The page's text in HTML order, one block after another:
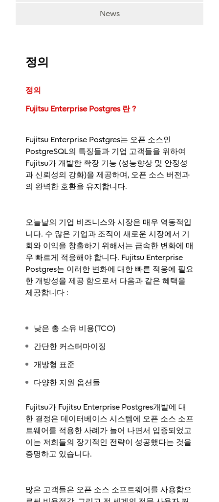
News
정의
정의
Fujitsu Enterprise Postgres 란 ?
Fujitsu Enterprise Postgres는 오픈 소스인
PostgreSQL의 특징들과 기업 고객들을 위하여
Fujitsu가 개발한 확장 기능 (성능향상 및 안정성
과 신뢰성의 강화)을 제공하며, 오픈 소스 버전과
의 완벽한 호환을 유지합니다.
오늘날의 기업 비즈니스와 시장은 매우 역동적입
니다. 수 많은 기업과 조직이 새로운 시장에서 기
회와 이익을 창출하기 위해서는 급속한 변화에 매
우 빠르게 적응해야 합니다. Fujitsu Enterprise
Postgres는 이러한 변화에 대한 빠른 적응에 필요
한 개방성을 제공 함으로서 다음과 같은 혜택을
제공합니다 :
낮은 총 소유 비용(TCO)
간단한 커스터마이징
개방형 표준
다양한 지원 옵션들
Fujitsu가 Fujitsu Enterprise Postgres개발에 대
한 결정은 데이터베이스 시스템에 오픈 소스 소프
트웨어를 적용한 사례가 늘어 나면서 입증되었고
이는 저희들의 장기적인 전략이 성공했다는 것을
증명하고 있습니다.
많은 고객들은 오픈 소스 소프트웨어를 사용함으